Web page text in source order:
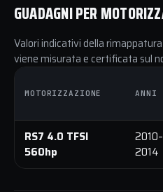
GUADAGNI PER
Valori indicativi della
viene misurata e certificata sul
MOTORIZZAZIONE ANNI
RS7 4.0 TFSI
560hp
2010–
2014